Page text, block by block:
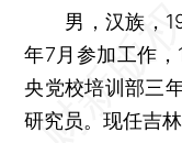
男，汉族，
年7月参加工作
央党校培训部三
研究员。现任吉